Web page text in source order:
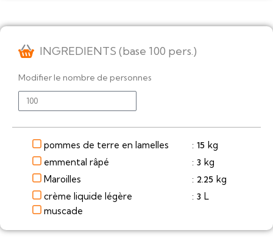
INGREDIENTS (base 100 pers.)
Modifier le nombre de personnes
pommes de terre en lamelles : 15 kg
emmental râpé
: 3 kg
Maroilles
: 2.25 kg
crème liquide légère
: 3 L
muscade